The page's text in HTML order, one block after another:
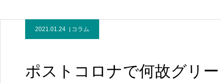
2021.01.24 コラム
ポストコロナで何故グリ